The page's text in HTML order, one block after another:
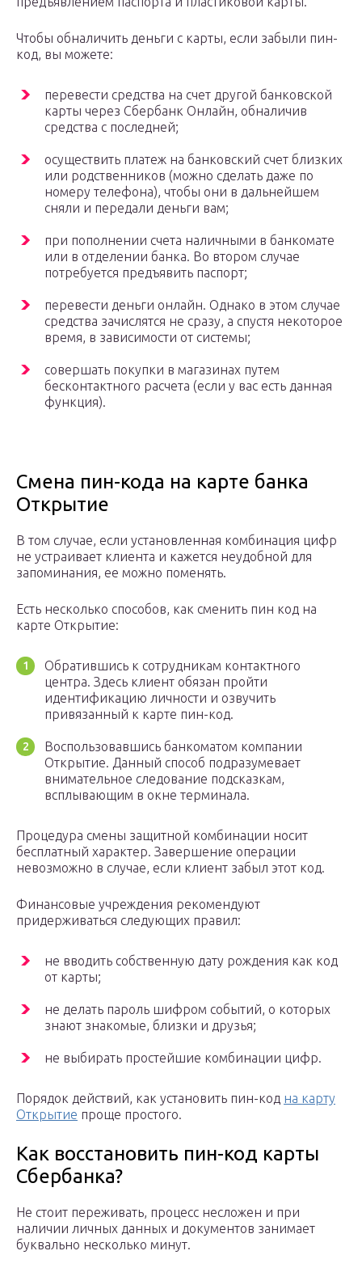
Чтобы обналичить деньги с карты, если забыли пин-
код, вы можете:
перевести средства на счет другой банковской
карты через Сбербанк Онлайн, обналичив
средства с последней;
осуществить платеж на банковский счет близких
или родственников (можно сделать даже по
номеру телефона), чтобы они в дальнейшем
сняли и передали деньги вам;
при пополнении счета наличными в банкомате
или в отделении банка. Во втором случае
потребуется предъявить паспорт;
перевести деньги онлайн. Однако в этом случае
средства зачислятся не сразу, а спустя некоторое
время, в зависимости от системы;
совершать покупки в магазинах путем
бесконтактного расчета (если у вас есть данная
функция).
Смена пин-кода на карте банка
Открытие
В том случае, если установленная комбинация цифр
не устраивает клиента и кажется неудобной для
запоминания, ее можно поменять.
Есть несколько способов, как сменить пин код на
карте Открытие:
Обратившись к сотрудникам контактного
центра. Здесь клиент обязан пройти
идентификацию личности и озвучить
привязанный к карте пин-код.
Воспользовавшись банкоматом компании
Открытие. Данный способ подразумевает
внимательное следование подсказкам,
всплывающим в окне терминала.
Процедура смены защитной комбинации носит
бесплатный характер. Завершение операции
невозможно в случае, если клиент забыл этот код.
Финансовые учреждения рекомендуют
придерживаться следующих правил:
не вводить собственную дату рождения как код
от карты;
не делать пароль шифром событий, о которых
знают знакомые, близки и друзья;
не выбирать простейшие комбинации цифр.
Порядок действий, как установить пин-код на карту
Открытие проще простого.
Как восстановить пин-код карты
Сбербанка?
Не стоит переживать, процесс несложен и при
наличии личных данных и документов занимает
буквально несколько минут.